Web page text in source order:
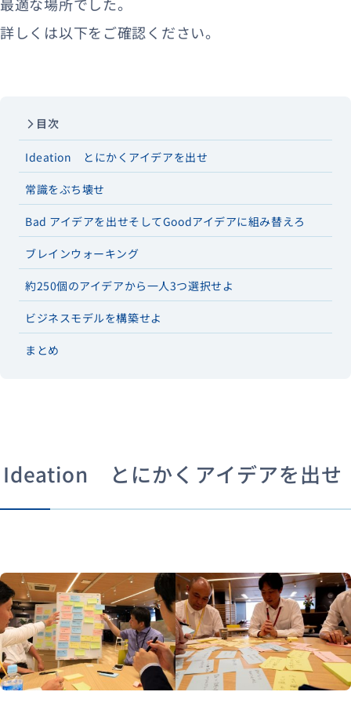
最適な場所でした。
詳しくは以下をご確認ください。
目次
Ideation とにかくアイデアを出せ
常識をぶち壊せ
Bad アイデアを出せそしてGoodアイデアに組み替えろ
ブレインウォーキング
約250個のアイデアから一人3つ選択せよ
ビジネスモデルを構築せよ
まとめ
Ideation とにかくアイデアを出せ